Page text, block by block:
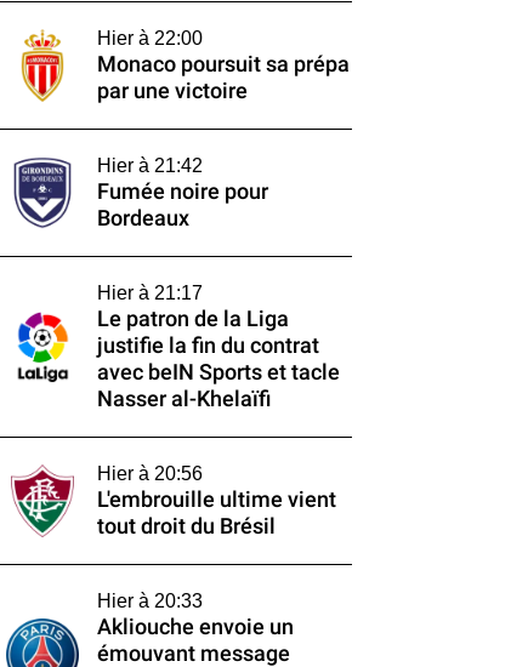
Hier à 22:00
Monaco poursuit sa prépa
par une victoire
Hier à 21:42
Fumée noire pour
Bordeaux
Hier à 21:17
Le patron de la Liga
justifie la fin du contrat
avec beIN Sports et tacle
Nasser al-Khelaïfi
Hier à 20:56
L'embrouille ultime vient
tout droit du Brésil
Hier à 20:33
Akliouche envoie un
émouvant message